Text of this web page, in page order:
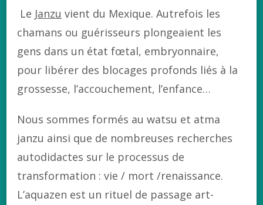
Le Janzu vient du Mexique. Autrefois les
chamans ou guérisseurs plongeaient les
gens dans un état fœtal, embryonnaire,
pour libérer des blocages profonds liés à la
grossesse, l’accouchement, l’enfance…
Nous sommes formés au watsu et atma
janzu ainsi que de nombreuses recherches
autodidactes sur le processus de
transformation : vie / mort /renaissance.
L’aquazen est un rituel de passage art-